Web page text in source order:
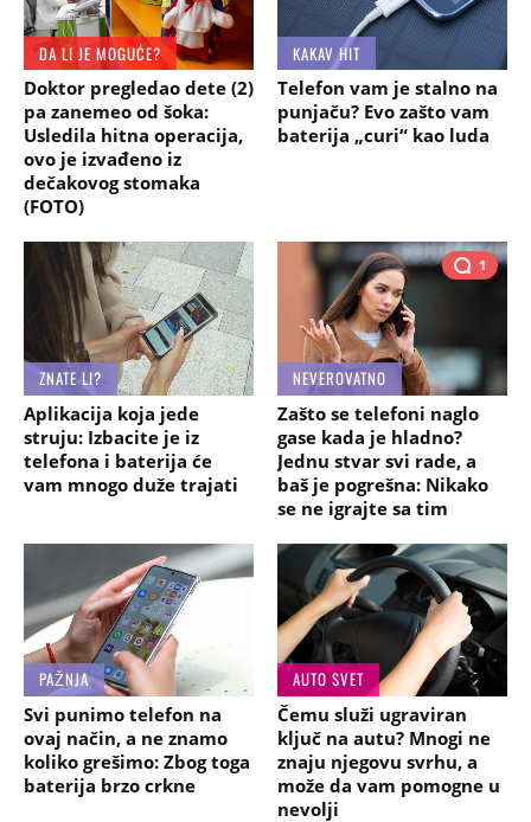
DA LI JE MOGUĆE?
Doktor pregledao dete (2)
pa zanemeo od šoka:
Usledila hitna operacija,
ovo je izvađeno iz
dečakovog stomaka
(FOTO)
KAKAV HIT
Telefon vam je stalno na
punjaču? Evo zašto vam
baterija „curi“ kao luda
ZNATE LI?
Aplikacija koja jede
struju: Izbacite je iz
telefona i baterija će
vam mnogo duže trajati
1
NEVEROVATNO
Zašto se telefoni naglo
gase kada je hladno?
Jednu stvar svi rade, a
baš je pogrešna: Nikako
se ne igrajte sa tim
PAŽNJA
Svi punimo telefon na
ovaj način, a ne znamo
koliko grešimo: Zbog toga
baterija brzo crkne
AUTO SVET
Čemu služi ugraviran
ključ na autu? Mnogi ne
znaju njegovu svrhu, a
može da vam pomogne u
nevolji